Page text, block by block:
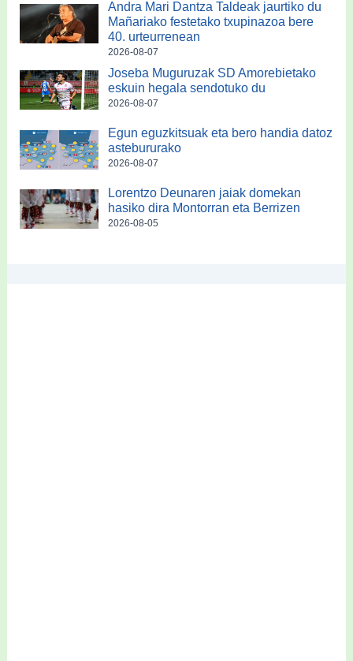
Andra Mari Dantza Taldeak jaurtiko du
Mañariako festetako txupinazoa bere
40. urteurrenean
2026-08-07
Joseba Muguruzak SD Amorebietako
eskuin hegala sendotuko du
2026-08-07
Egun eguzkitsuak eta bero handia datoz
astebururako
2026-08-07
Lorentzo Deunaren jaiak domekan
hasiko dira Montorran eta Berrizen
2026-08-05